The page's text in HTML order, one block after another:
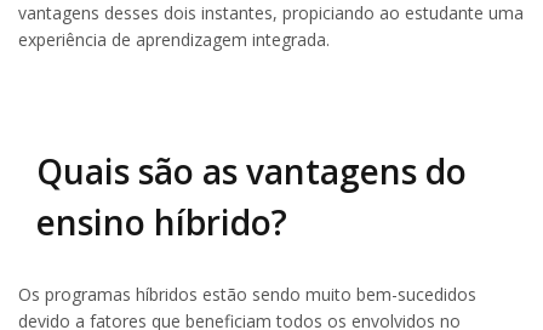
vantagens desses dois instantes, propiciando ao estudante uma
experiência de aprendizagem integrada.
Quais são as vantagens do
ensino híbrido?
Os programas híbridos estão sendo muito bem-sucedidos
devido a fatores que beneficiam todos os envolvidos no